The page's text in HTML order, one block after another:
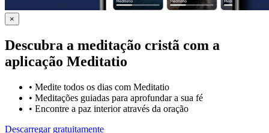
×
Descubra a meditação cristã com a
aplicação Meditatio
• Medite todos os dias com Meditatio
• Meditações guiadas para aprofundar a sua fé
• Encontre a paz interior através da oração
Descarregar gratuitamente